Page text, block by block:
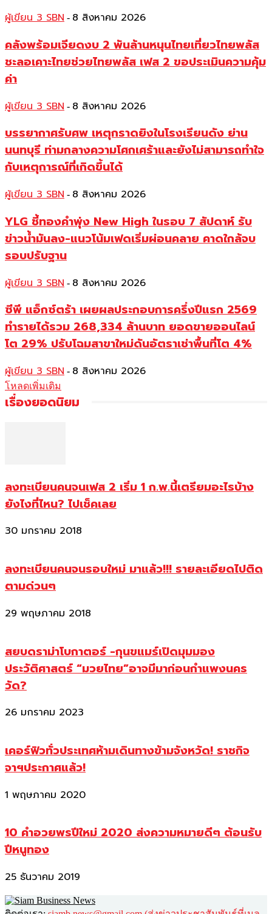
ผู้เขียน 3 SBN - 8 สิงหาคม 2026
คลังพร้อมเจียดงบ 2 พันล้านหนุนไทยเที่ยวไทยพลัส
ชะลอเคาะไทยช่วยไทยพลัส เฟส 2 ขอประเมินความคุ้ม
ค่า
ผู้เขียน 3 SBN - 8 สิงหาคม 2026
บรรยากาศรับศพ เหตุกราดยิงในโรงเรียนดัง ย่าน
นนทบุรี ท่ามกลางความโศกเศร้าและยังไม่สามารถทำใจ
กับเหตุการณ์ที่เกิดขึ้นได้
ผู้เขียน 3 SBN - 8 สิงหาคม 2026
YLG ชี้ทองคำพุ่ง New High ในรอบ 7 สัปดาห์ รับ
ข่าวน้ำมันลง-แนวโน้มเฟดเริ่มผ่อนคลาย คาดใกล้จบ
รอบปรับฐาน
ผู้เขียน 3 SBN - 8 สิงหาคม 2026
ซีพี แอ็กซ์ตร้า เผยผลประกอบการครึ่งปีแรก 2569
ทำรายได้รวม 268,334 ล้านบาท ยอดขายออนไลน์
โต 29% ปรับโฉมสาขาใหม่ดันอัตราเช่าพื้นที่โต 4%
ผู้เขียน 3 SBN - 8 สิงหาคม 2026
โหลดเพิ่มเติม
เรื่องยอดนิยม
ลงทะเบียนคนจนเฟส 2 เริ่ม 1 ก.พ.นี้เตรียมอะไรบ้าง
ยังไงที่ไหน? ไปเช็คเลย
30 มกราคม 2018
ลงทะเบียนคนจนรอบใหม่ มาแล้ว!!! รายละเอียดไปติด
ตามด่วนๆ
29 พฤษภาคม 2018
สยบดราม่าโบกาตอร์ -กุนขแมร์เปิดมุมมอง
ประวัติศาสตร์ “มวยไทย”อาจมีมาก่อนกำแพงนคร
วัด?
26 มกราคม 2023
เคอร์ฟิวทั่วประเทศห้ามเดินทางข้ามจังหวัด! ราชกิจ
จาฯประกาศแล้ว!
1 พฤษภาคม 2020
10 คำอวยพรปีใหม่ 2020 ส่งความหมายดีๆ ต้อนรับ
ปีหนูทอง
25 ธันวาคม 2019